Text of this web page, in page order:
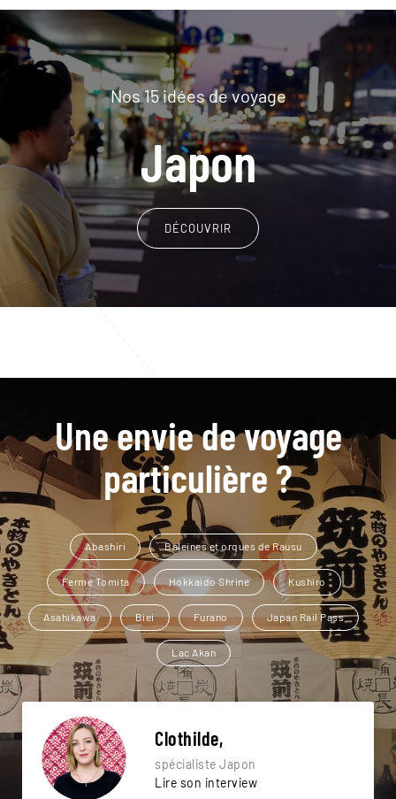
Nos 15 idées de voyage
Japon
DÉCOUVRIR
Une envie de voyage
particulière ?
Abashiri Baleines et orques de Rausu
Ferme Tomita Hokkaido Shrine Kushiro
Asahikawa Biei Furano Japan Rail Pass
Lac Akan
Clothilde,
spécialiste Japon
Lire son interview